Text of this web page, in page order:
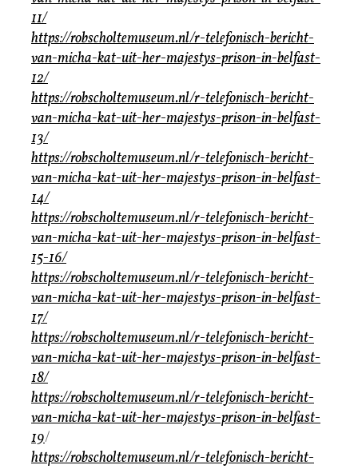
11/
https://robscholtemuseum.nl/r-telefonisch-bericht-
van-micha-kat-uit-her-majestys-prison-in-belfast-
12/
https://robscholtemuseum.nl/r-telefonisch-bericht-
van-micha-kat-uit-her-majestys-prison-in-belfast-
13/
https://robscholtemuseum.nl/r-telefonisch-bericht-
van-micha-kat-uit-her-majestys-prison-in-belfast-
14/
https://robscholtemuseum.nl/r-telefonisch-bericht-
van-micha-kat-uit-her-majestys-prison-in-belfast-
15-16/
https://robscholtemuseum.nl/r-telefonisch-bericht-
van-micha-kat-uit-her-majestys-prison-in-belfast-
17/
https://robscholtemuseum.nl/r-telefonisch-bericht-
van-micha-kat-uit-her-majestys-prison-in-belfast-
18/
https://robscholtemuseum.nl/r-telefonisch-bericht-
van-micha-kat-uit-her-majestys-prison-in-belfast-
19/
https://robscholtemuseum.nl/r-telefonisch-bericht-